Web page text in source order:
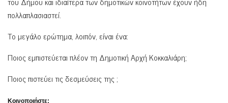
πολλαπλασιαστεί.
Το μεγάλο ερώτημα, λοιπόν, είναι ένα:
Ποιος εμπιστεύεται πλέον τη Δημοτική Αρχή Κοκκαλιάρη;
Ποιος πιστεύει τις δεσμεύσεις της ;
Κοινοποιήστε: